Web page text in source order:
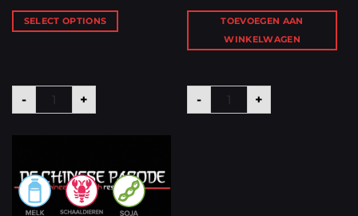
SELECT OPTIONS
-
“PAGODE” Tjap Tjoy (div. vlees, garnalen en Chin.
+
TOEVOEGEN AAN
WINKELWAGEN
-
“PAGODE” Mihoen
+